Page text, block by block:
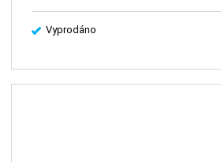
Vyprodáno